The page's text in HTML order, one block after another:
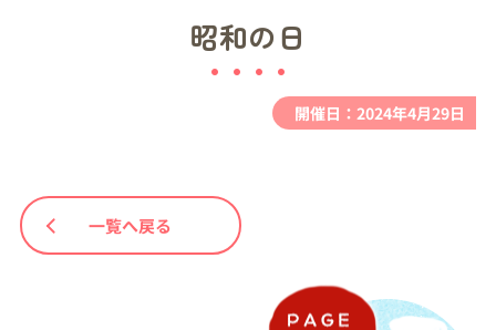
昭和の日
開催日：2024年4月29日
一覧へ戻る